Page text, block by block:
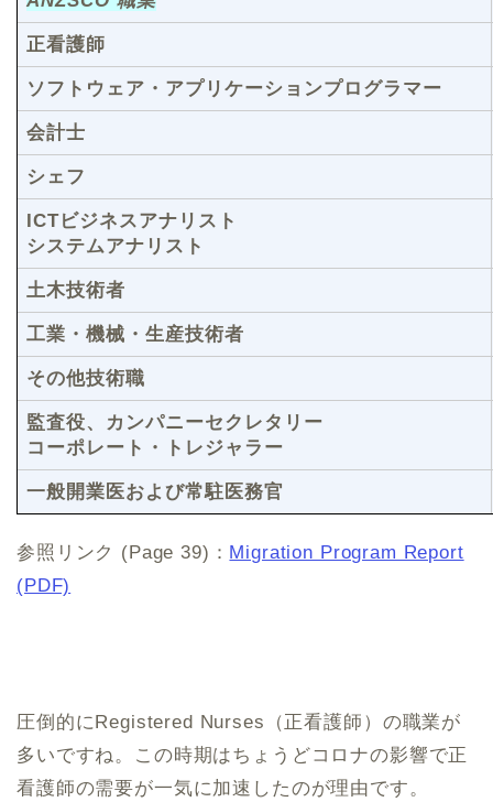
正看護師
ソフトウェア・アプリケーションプログラマー
会計士
シェフ
ICTビジネスアナリスト
システムアナリスト
土木技術者
工業・機械・生産技術者
その他技術職
監査役、カンパニーセクレタリー
コーポレート・トレジャラー
一般開業医および常駐医務官
参照リンク (Page 39)： Migration Program Report
(PDF)
圧倒的にRegistered Nurses（正看護師）の職業が
多いですね。この時期はちょうどコロナの影響で正
看護師の需要が一気に加速したのが理由です。